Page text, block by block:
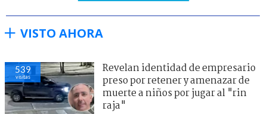
VISTO AHORA
539
visitas
Revelan identidad de empresario
preso por retener y amenazar de
muerte a niños por jugar al "rin
raja"